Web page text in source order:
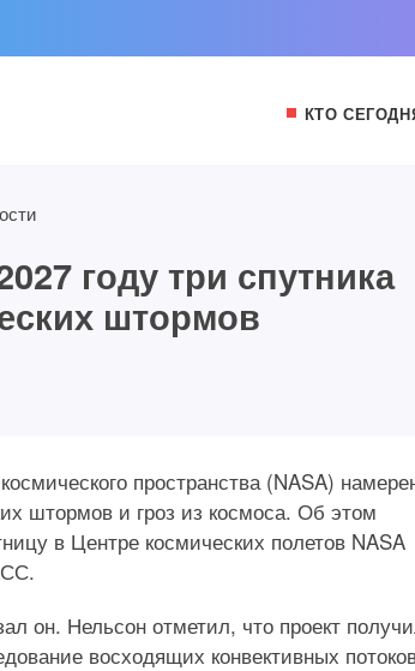
КТО
году три спутника
штормов
пространства (NASA)
штормов и гроз из космоса. Об этом
в Центре космических полетов NASA
он. Нельсон отметил, что проект
восходящих конвективных